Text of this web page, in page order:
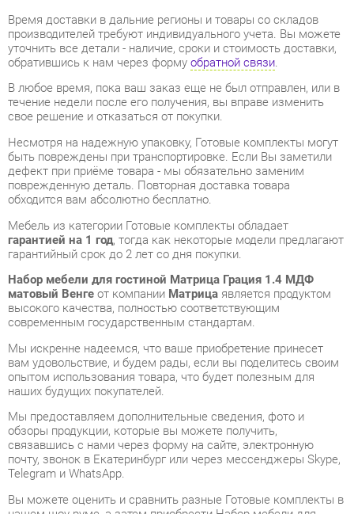
В любое время, пока ваш заказ еще не был отправлен, или в
течение недели после его получения, вы вправе изменить
свое решение и отказаться от покупки.
Несмотря на надежную упаковку, Готовые комплекты могут
быть повреждены при транспортировке. Если Вы заметили
дефект при приёме товара - мы обязательно заменим
поврежденную деталь. Повторная доставка товара
обходится вам абсолютно бесплатно.
Мебель из категории Готовые комплекты обладает
гарантией на 1 год, тогда как некоторые модели предлагают
гарантийный срок до 2 лет со дня покупки.
матовый Венгеот компанииМатрицаявляется продуктом
высокого качества, полностью соответствующим
современным государственным стандартам.
Мы искренне надеемся, что ваше приобретение принесет
вам удовольствие, и будем рады, если вы поделитесь своим
опытом использования товара, что будет полезным для
наших будущих покупателей.
Мы предоставляем дополнительные сведения, фото и
обзоры продукции, которые вы можете получить,
связавшись с нами через форму на сайте, электронную
почту, звонок в Екатеринбург или через мессенджеры Skype,
Telegram и WhatsApp.
Вы можете оценить и сравнить разные Готовые комплекты в
нашем шоу-руме, а затем приобрести Набор мебели для
гостиной Матрица Грация 1.4 МДФ матовый Венге,
самостоятельно забрав его со склада в Екатеринбурге. Вся
информация о наших адресах и магазинах доступна на
странице